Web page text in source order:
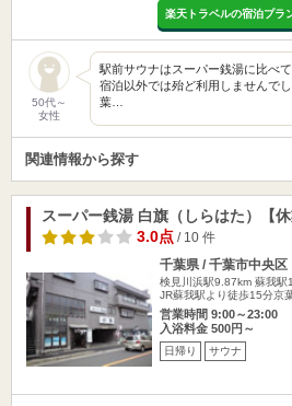
楽天トラベルの宿泊プラ
50代～
女性
駅前サウナはスーパー銭湯に比べ
宿泊以外では殆ど利用しませんで
葉…
関連情報から探す
スーパー銭湯 白旗（しらはた）【休
3.0点/ 10 件
千葉県 / 千葉市中央区
検見川浜駅9.87km 蘇我駅
JR蘇我駅より徒歩15分京
営業時間 9:00～23:00
入浴料金 500円～
日帰り サウナ